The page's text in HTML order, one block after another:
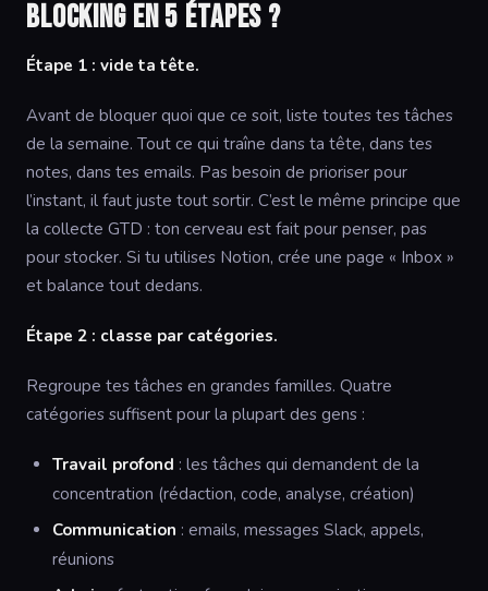
blocking en 5 étapes ?
Étape 1 : vide ta tête.
Avant de bloquer quoi que ce soit, liste toutes tes tâches
de la semaine. Tout ce qui traîne dans ta tête, dans tes
notes, dans tes emails. Pas besoin de prioriser pour
l’instant, il faut juste tout sortir. C’est le même principe que
la collecte GTD : ton cerveau est fait pour penser, pas
pour stocker. Si tu utilises Notion, crée une page « Inbox »
et balance tout dedans.
Étape 2 : classe par catégories.
Regroupe tes tâches en grandes familles. Quatre
catégories suffisent pour la plupart des gens :
Travail profond : les tâches qui demandent de la
concentration (rédaction, code, analyse, création)
Communication : emails, messages Slack, appels,
réunions